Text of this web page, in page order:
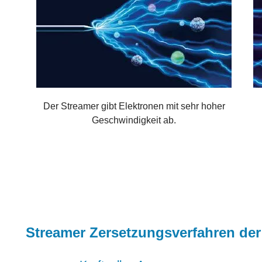
Der Streamer gibt Elektronen mit sehr hoher
Geschwindigkeit ab.
Streamer Zersetzungsverfahren